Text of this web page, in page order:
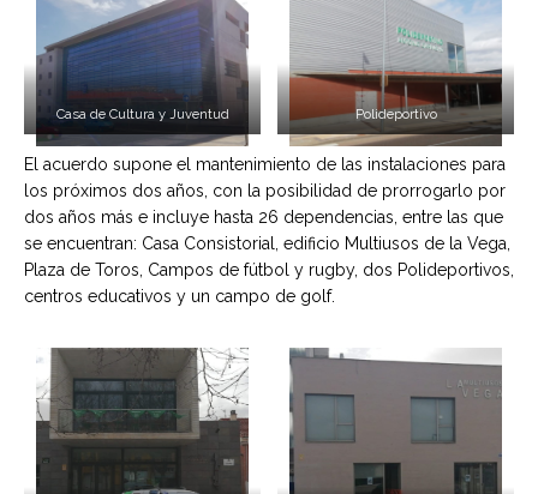
Casa de Cultura y Juventud Polideportivo
El acuerdo supone el mantenimiento de las instalaciones para
los próximos dos años, con la posibilidad de prorrogarlo por
dos años más e incluye hasta 26 dependencias, entre las que
se encuentran: Casa Consistorial, edificio Multiusos de la Vega,
Plaza de Toros, Campos de fútbol y rugby, dos Polideportivos,
centros educativos y un campo de golf.